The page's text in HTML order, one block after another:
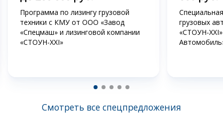
Программа по лизингу грузовой
техники с КМУ от ООО «Завод
«Спецмаш» и лизинговой компании
«СТОУН-XXI»
грузовых
«СТОУН-
Смотреть все спецпредложения